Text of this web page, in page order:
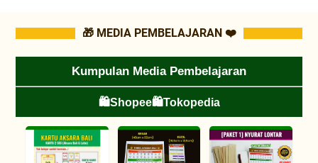
🎁 MEDIA PEMBELAJARAN ❤️
Kumpulan Media Pembelajaran
🛍️Shopee🛍️Tokopedia